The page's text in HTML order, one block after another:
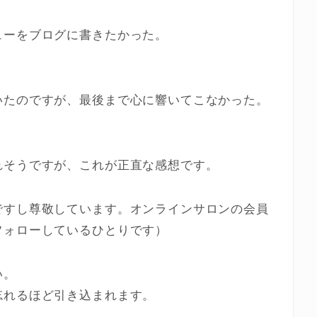
をブログに書きたかった。
のですが、最後まで心に響いてこなかった。
うですが、これが正直な感想です。
し尊敬しています。オンラインサロンの会員
ローしているひとりです）
るほど引き込まれます。